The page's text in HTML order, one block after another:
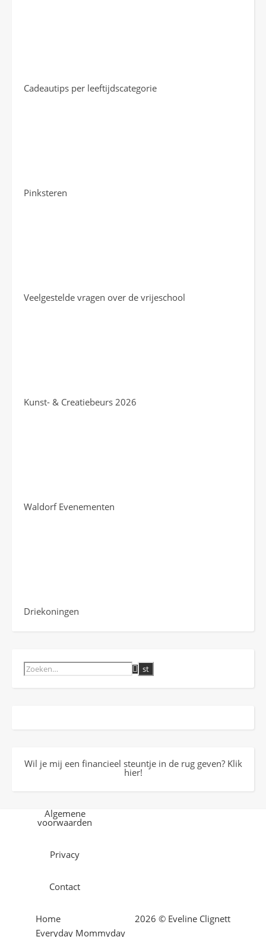
Cadeautips per leeftijdscategorie
Pinksteren
Veelgestelde vragen over de vrijeschool
Kunst- & Creatiebeurs 2026
Waldorf Evenementen
Driekoningen
Wil je mij een financieel steuntje in de rug geven? Klik
hier!
Algemene
voorwaarden
Privacy
Contact
2026 © Eveline Clignett
Home
Everyday Mommyday